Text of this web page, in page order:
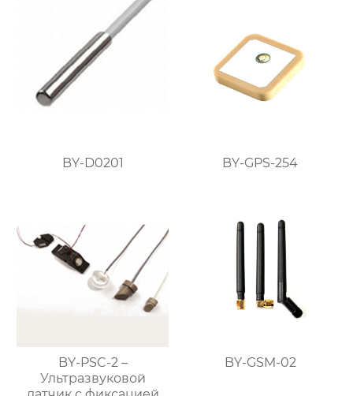
BY-D0201 BY-GPS-254
BY-PSC-2 –
Ультразвуковой
BY-GSM-02